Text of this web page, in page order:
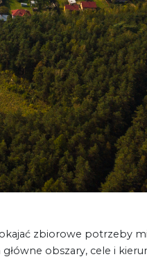
zbiorowe potrzeby
obszary, cele i